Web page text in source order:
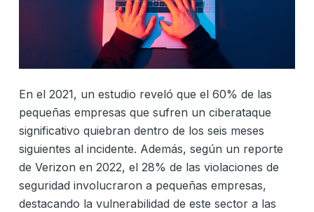
En el 2021, un estudio reveló que el 60% de las
pequeñas empresas que sufren un ciberataque
significativo quiebran dentro de los seis meses
siguientes al incidente. Además, según un reporte
de Verizon en 2022, el 28% de las violaciones de
seguridad involucraron a pequeñas empresas,
destacando la vulnerabilidad de este sector a las